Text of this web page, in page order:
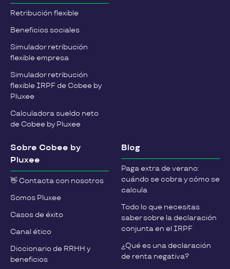
Retribución flexible
Beneficios sociales
Simulador retribución
flexible empresa
Simulador retribución
flexible IRPF de Cobee by
Pluxee
Calculadora sueldo neto
de Cobee by Pluxee
Sobre Cobee by
Pluxee
👋 Contacta con nosotros
Somos Pluxee
Casos de éxito
Canal ético
Diccionario de RRHH y
beneficios
Blog
Paga extra de verano:
cuándo se cobra y cómo se
calcula
Todo lo que necesitas
saber sobre la declaración
conjunta en el IRPF
¿Qué es una declaración
de renta negativa?